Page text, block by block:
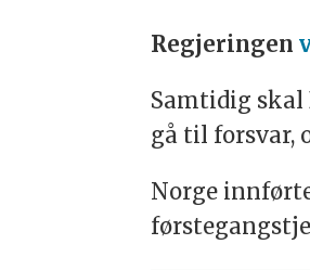
Regjeringen
Samtidig skal
gå til forsvar,
Norge